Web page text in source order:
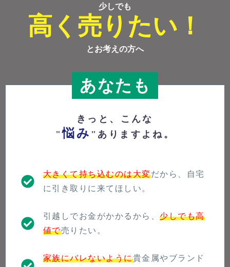
少しでも
高く売りたい！
とお考えの方へ
あなたも
きっと、こんな
"悩み "ありますよね。
大きくて持ち込むのは大変だから、自宅
に引き取りに来てほしい。
引越しでお金がかかるから、 少しでも高
値で売りたい。
家族にバレないように貴金属やブランド